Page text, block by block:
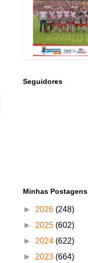
Seguidores
Minhas Postagens
► 2026 (248)
► 2025 (602)
► 2024 (622)
► 2023 (664)